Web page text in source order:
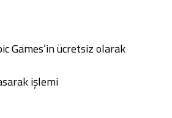
Games’in ücretsiz olarak
işlemi